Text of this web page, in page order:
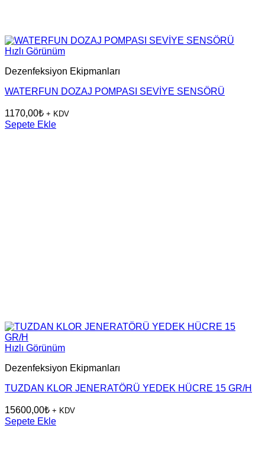
Hızlı Görünüm
Dezenfeksiyon Ekipmanları
WATERFUN DOZAJ POMPASI SEVİYE SENSÖRÜ
1170,00₺ + KDV
Sepete Ekle
Hızlı Görünüm
Dezenfeksiyon Ekipmanları
TUZDAN KLOR JENERATÖRÜ YEDEK HÜCRE 15 GR/H
15600,00₺ + KDV
Sepete Ekle